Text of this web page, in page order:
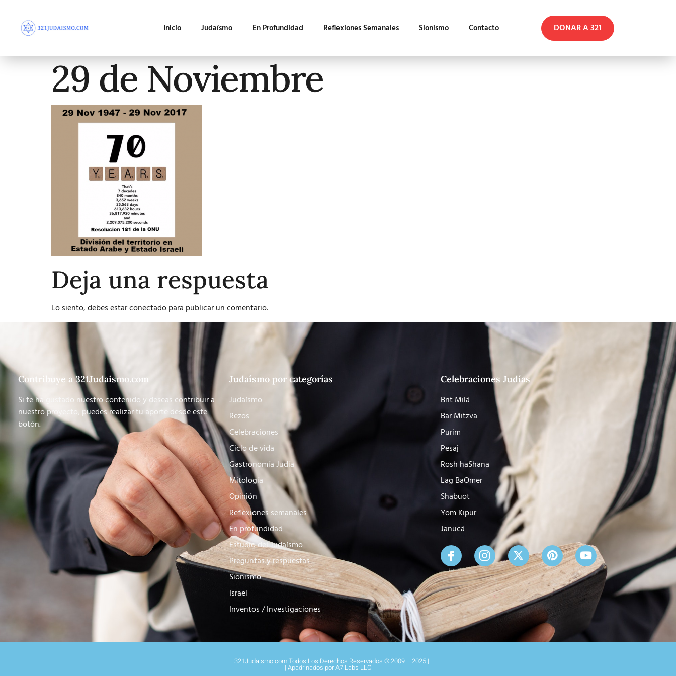
Inicio Judaísmo En Profundidad Reflexiones Semanales Sionismo Contacto DONAR A 321
29 de Noviembre
Deja una respuesta
Lo siento, debes estarconectadopara publicar un comentario.
Contribuye a 321Judaismo.com
Si te ha gustado nuestro contenido y deseas contribuir a
nuestro proyecto, puedes realizar tu aporte desde este
botón.
Judaísmo por categorías
Judaísmo
Rezos
Celebraciones
Ciclo de vida
Gastronomía Judía
Mitología
Opinión
Reflexiones semanales
En profundidad
Estudio del Judaísmo
Preguntas y respuestas
Sionismo
Israel
Inventos / Investigaciones
Celebraciones Judías
Brit Milá
Bar Mitzva
Purim
Pesaj
Rosh haShana
Lag BaOmer
Shabuot
Yom Kipur
Janucá
| 321Judaismo.com Todos Los Derechos Reservados © 2009 – 2025 |
| Apadrinados por A7 Labs LLC. |